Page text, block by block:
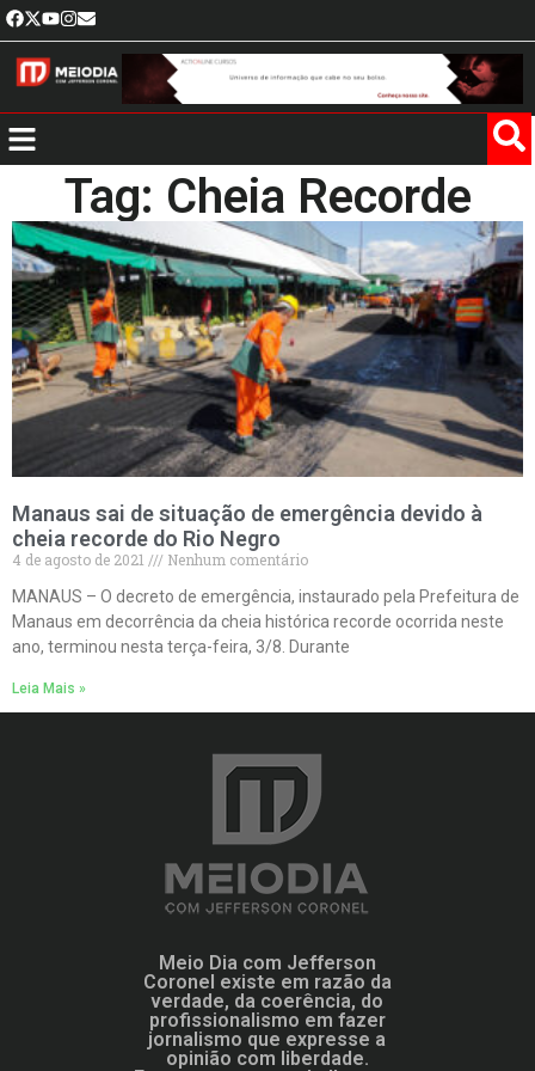
Tag: Cheia Recorde
Manaus sai de situação de emergência devido à
cheia recorde do Rio Negro
4 de agosto de 2021
Nenhum comentário
MANAUS – O decreto de emergência, instaurado pela Prefeitura de
Manaus em decorrência da cheia histórica recorde ocorrida neste
ano, terminou nesta terça-feira, 3/8. Durante
Leia Mais »
Meio Dia com Jefferson
Coronel existe em razão da
verdade, da coerência, do
profissionalismo em fazer
jornalismo que expresse a
opinião com liberdade.